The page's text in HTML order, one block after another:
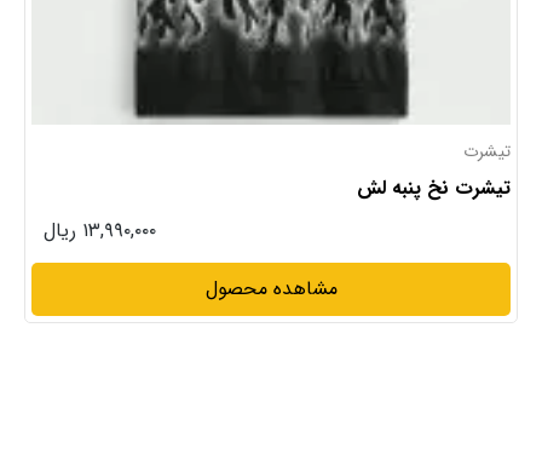
تیشرت
تیشرت نخ پنبه لش
۱۳,۹۹۰,۰۰۰ ریال
مشاهده محصول